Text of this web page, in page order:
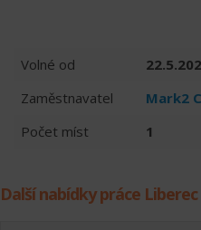
Volné od
Zaměstnavatel
Mark2
Počet míst
1
Další nabídky práce Liberec